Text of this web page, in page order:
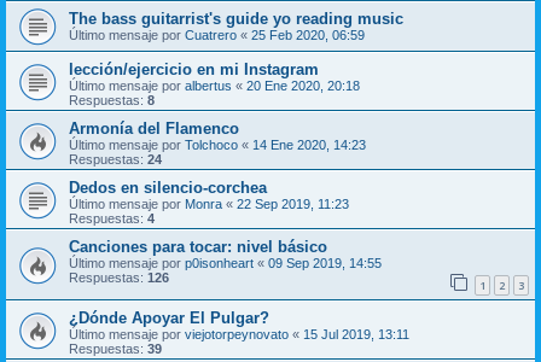
The bass guitarrist's guide yo reading music
Último mensaje por Cuatrero « 25 Feb 2020, 06:59
lección/ejercicio en mi Instagram
Último mensaje por albertus « 20 Ene 2020, 20:18
Respuestas: 8
Armonía del Flamenco
Último mensaje por Tolchoco « 14 Ene 2020, 14:23
Respuestas: 24
Dedos en silencio-corchea
Último mensaje por Monra « 22 Sep 2019, 11:23
Respuestas: 4
Canciones para tocar: nivel básico
Último mensaje por p0isonheart « 09 Sep 2019, 14:55
Respuestas: 126 1 2 3
¿Dónde Apoyar El Pulgar?
Último mensaje por viejotorpeynovato « 15 Jul 2019, 13:11
Respuestas: 39